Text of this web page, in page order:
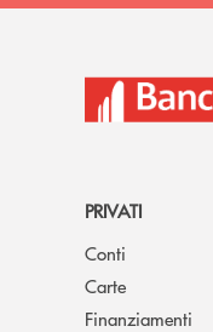
PRIVATI
Conti
Carte
Finanziamenti